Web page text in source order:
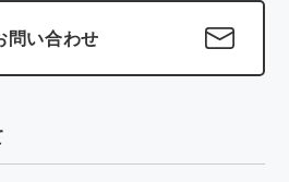
問い合わせ